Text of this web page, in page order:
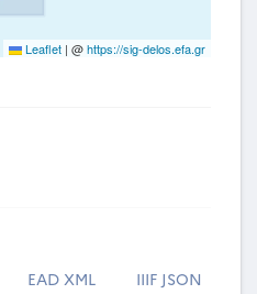
Leaflet | @https://sig-delos.efa.gr
EAD XML IIIF JSON